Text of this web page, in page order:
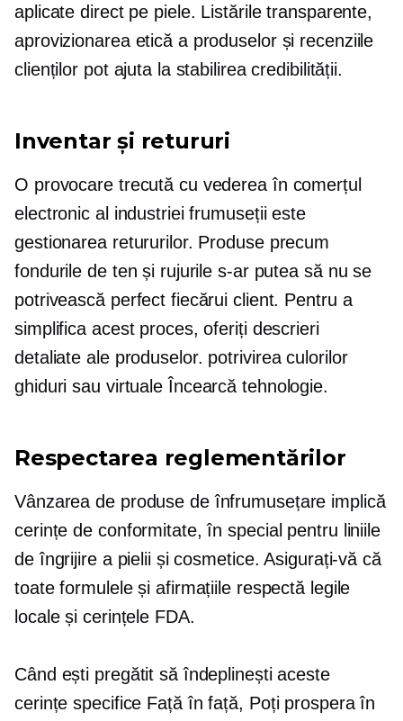
aplicate direct pe piele. Listările transparente,
aprovizionarea etică a produselor și recenziile
clienților pot ajuta la stabilirea credibilității.
Inventar și retururi
O provocare trecută cu vederea în comerțul
electronic al industriei frumuseții este
gestionarea retururilor. Produse precum
fondurile de ten și rujurile s-ar putea să nu se
potrivească perfect fiecărui client. Pentru a
simplifica acest proces, oferiți descrieri
detaliate ale produselor. potrivirea culorilor
ghiduri sau virtuale Încearcă tehnologie.
Respectarea reglementărilor
Vânzarea de produse de înfrumusețare implică
cerințe de conformitate, în special pentru liniile
de îngrijire a pielii și cosmetice. Asigurați-vă că
toate formulele și afirmațiile respectă legile
locale și cerințele FDA.
Când ești pregătit să îndeplinești aceste
cerințe specifice Față în față, Poți prospera în